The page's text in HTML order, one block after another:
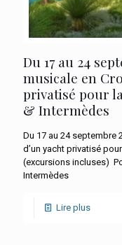
Du 17 au 24
musicale en
privatisé pour
& Intermèdes
Du 17 au 24 septembre
d’un yacht privatisé
(excursions incluses)
Intermèdes
Lire plus